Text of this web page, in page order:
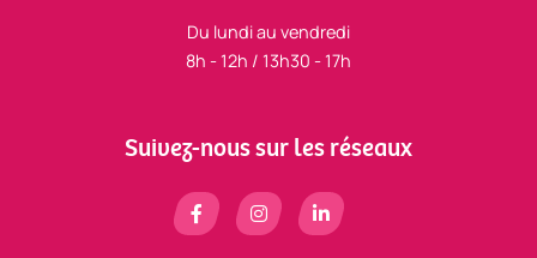
Du lundi au vendredi
8h - 12h / 13h30 - 17h
Suivez-nous sur les réseaux